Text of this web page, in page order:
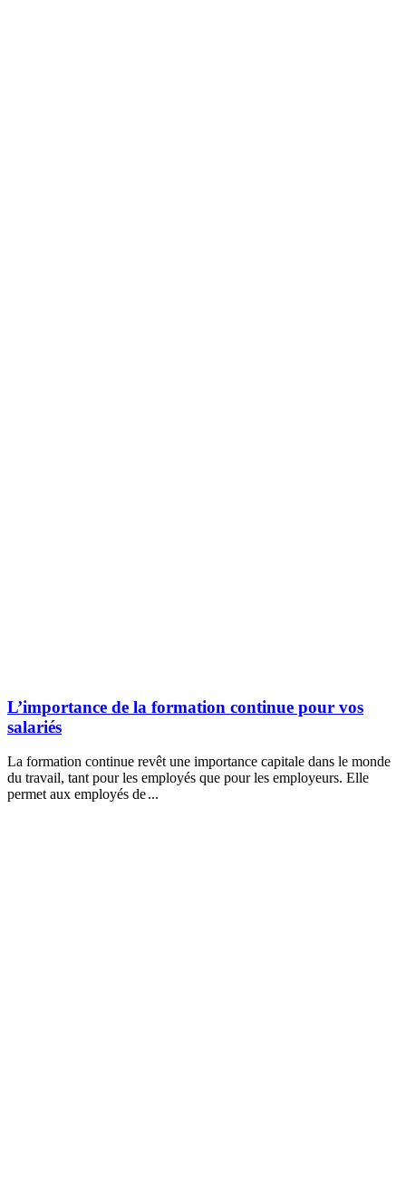
L’importance de la formation continue pour vos
salariés
La formation continue revêt une importance capitale dans le monde
du travail, tant pour les employés que pour les employeurs. Elle
permet aux employés de